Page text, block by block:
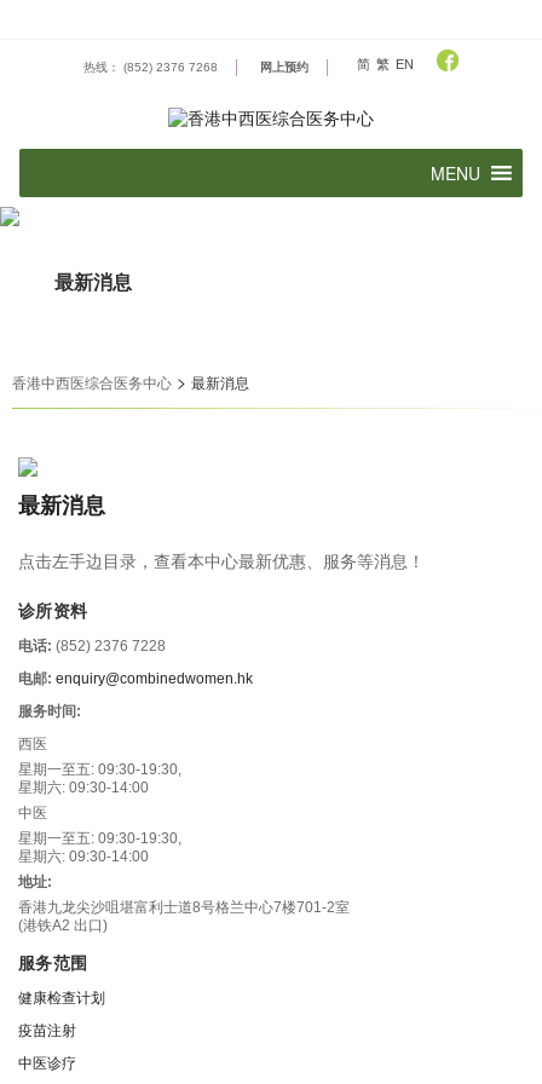
热线： (852) 2376 7268 网上预约 简 繁 EN
最新消息
香港中西医综合医务中心 > 最新消息
最新消息
点击左手边目录，查看本中心最新优惠、服务等消息！
诊所资料
电话: (852) 2376 7228
电邮: enquiry@combinedwomen.hk
服务时间:
西医
星期一至五: 09:30-19:30,
星期六: 09:30-14:00
中医
星期一至五: 09:30-19:30,
星期六: 09:30-14:00
地址:
香港九龙尖沙咀堪富利士道8号格兰中心7楼701-2室
(港铁A2 出口)
服务范围
健康检查计划
疫苗注射
中医诊疗